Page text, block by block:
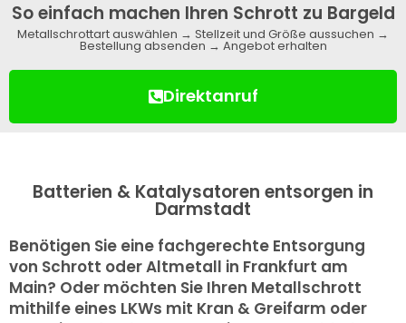
So einfach machen Ihren Schrott zu Bargeld
Metallschrottart auswählen → Stellzeit und Größe aussuchen →
Bestellung absenden → Angebot erhalten
Direktanruf
Batterien & Katalysatoren entsorgen in
Darmstadt
Benötigen Sie eine fachgerechte Entsorgung
von Schrott oder Altmetall in Frankfurt am
Main? Oder möchten Sie Ihren Metallschrott
mithilfe eines LKWs mit Kran & Greifarm oder